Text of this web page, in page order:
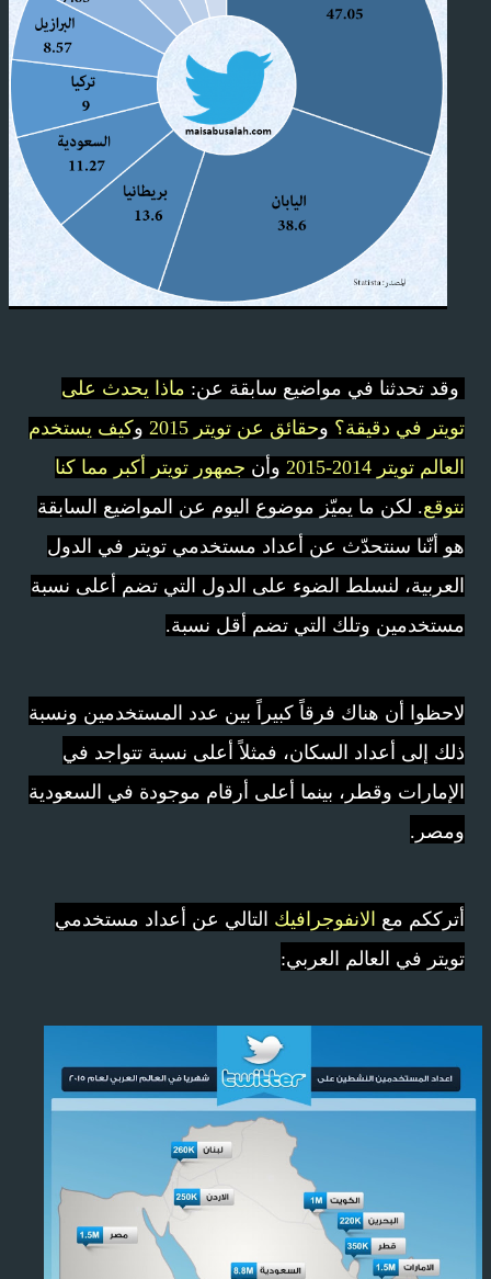
وقد تحدثنا في مواضيع سابقة عن:ماذا يحدث على
تويتر في دقيقة؟و حقائق عن تويتر 2015 و كيف يستخدم
العالم تويتر 2014-2015
وأنجمهور تويتر أكبر مما كنا
نتوقع. لكن ما يميّز موضوع اليوم عن المواضيع السابقة
هو أنّنا سنتحدّث عن أعداد مستخدمي تويتر في الدول
العربية، لنسلط الضوء على الدول التي تضم أعلى نسبة
مستخدمين وتلك التي تضم أقل نسبة.
لاحظوا أن هناك فرقاً كبيراً بين عدد المستخدمين ونسبة
ذلك إلى أعداد السكان، فمثلاً أعلى نسبة تتواجد في
الإمارات وقطر، بينما أعلى أرقام موجودة في السعودية
ومصر.
أترككم معالانفوجرافيكالتالي عن أعداد مستخدمي
تويتر في العالم العربي: